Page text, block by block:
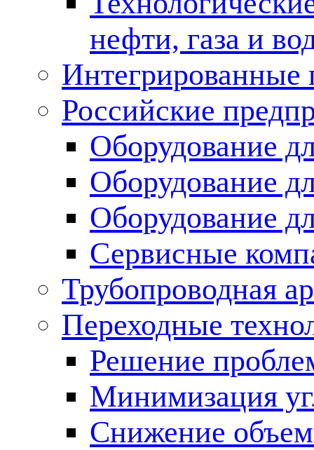
нефти, газа и
Российские
Оборудование
Оборудование
Оборудование
Сервисные
Трубопроводная
Переходные
Решение
Минимизация
Снижение